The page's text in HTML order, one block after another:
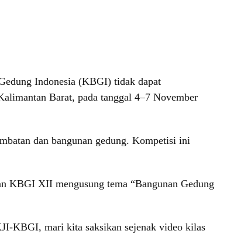
Indonesia (KBGI) tidak dapat
Barat, pada tanggal 4–7 November
dan bangunan gedung. Kompetisi ini
KBGI XII mengusung tema “Bangunan Gedung
KBGI, mari kita saksikan sejenak video kilas